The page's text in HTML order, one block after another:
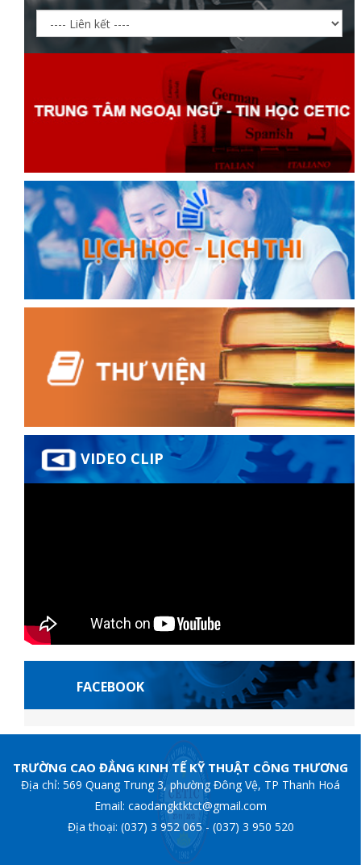
VIDEO CLIP
FACEBOOK
TRƯỜNG CAO ĐẲNG KINH TẾ KỸ THUẬT CÔNG THƯƠNG
Địa chỉ: 569 Quang Trung 3, phường Đông Vệ, TP Thanh Hoá
Email: caodangktktct@gmail.com
Địa thoại: (037) 3 952 065 - (037) 3 950 520
grandpashabet